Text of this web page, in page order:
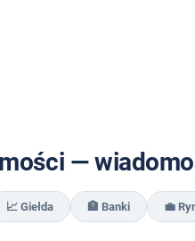
—
📈 Giełda 🏦 Banki 💼